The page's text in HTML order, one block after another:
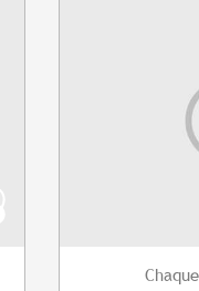
Chaque